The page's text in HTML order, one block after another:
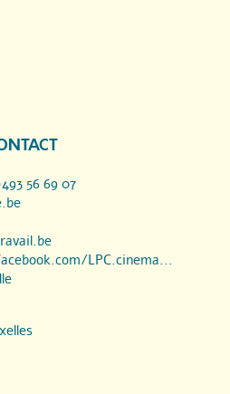
56 69 07
LPC.cinema...